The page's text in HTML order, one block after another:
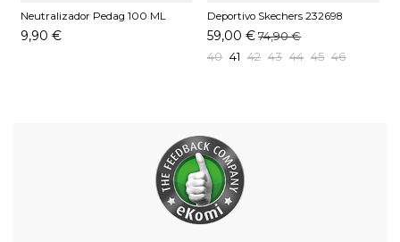
Neutralizador Pedag 100 ML
9,90 €
Deportivo Skechers 232698
OWNV Blanco
59,00 € 74,90 €
40 41 42 43 44 45 46